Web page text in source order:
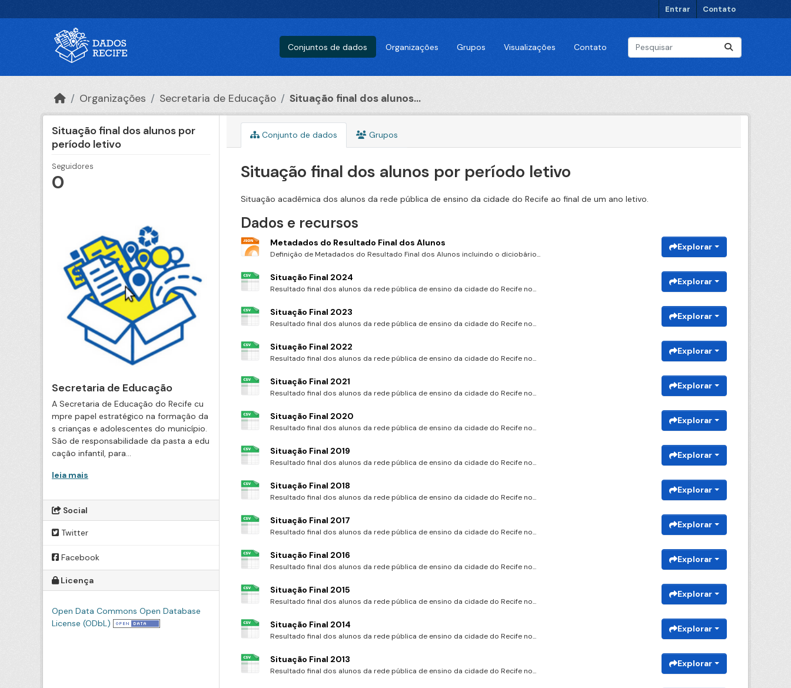
Entrar Contato
Conjuntos de dados Organizações Grupos Visualizações Contato
Organizações Secretaria de Educação Situação final dos alunos...
Situação final dos alunos por
período letivo
Seguidores
0
Secretaria de Educação
A Secretaria de Educação do Recife cu
mpre papel estratégico na formação da
s crianças e adolescentes do município.
São de responsabilidade da pasta a edu
cação infantil, para...
leia mais
Social
Twitter
Facebook
Licença
Open Data Commons Open Database
License (ODbL)
Conjunto de dados Grupos
Situação final dos alunos por período letivo
Situação acadêmica dos alunos da rede pública de ensino da cidade do Recife ao final de um ano letivo.
Dados e recursos
Metadados do Resultado Final dos Alunos
Definição de Metadados do Resultado Final dos Alunos incluindo o diciobário...
Explorar
Situação Final 2024
Resultado final dos alunos da rede pública de ensino da cidade do Recife no...
Explorar
Situação Final 2023
Resultado final dos alunos da rede pública de ensino da cidade do Recife no...
Explorar
Situação Final 2022
Resultado final dos alunos da rede pública de ensino da cidade do Recife no...
Explorar
Situação Final 2021
Resultado final dos alunos da rede pública de ensino da cidade do Recife no...
Explorar
Situação Final 2020
Resultado final dos alunos da rede pública de ensino da cidade do Recife no...
Explorar
Situação Final 2019
Resultado final dos alunos da rede pública de ensino da cidade do Recife no...
Explorar
Situação Final 2018
Resultado final dos alunos da rede pública de ensino da cidade do Recife no...
Explorar
Situação Final 2017
Resultado final dos alunos da rede pública de ensino da cidade do Recife no...
Explorar
Situação Final 2016
Resultado final dos alunos da rede pública de ensino da cidade do Recife no...
Explorar
Situação Final 2015
Resultado final dos alunos da rede pública de ensino da cidade do Recife no...
Explorar
Situação Final 2014
Resultado final dos alunos da rede pública de ensino da cidade do Recife no...
Explorar
Situação Final 2013
Resultado final dos alunos da rede pública de ensino da cidade do Recife no...
Explorar